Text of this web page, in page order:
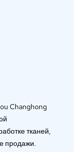
Changhong
тканей,
продажи.